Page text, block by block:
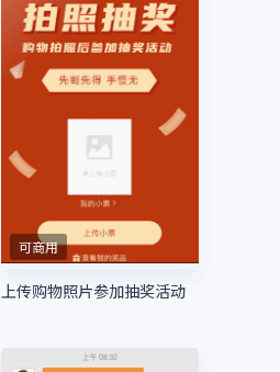
可商用
上传购物照片参加抽奖活动